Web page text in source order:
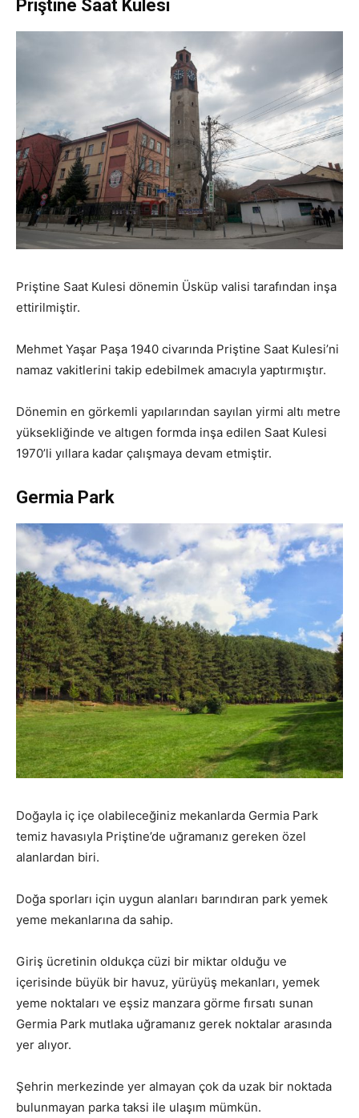
Priştine Saat Kulesi
Priştine Saat Kulesi dönemin Üsküp valisi tarafından inşa
ettirilmiştir.
Mehmet Yaşar Paşa 1940 civarında Priştine Saat Kulesi’ni
namaz vakitlerini takip edebilmek amacıyla yaptırmıştır.
Dönemin en görkemli yapılarından sayılan yirmi altı metre
yüksekliğinde ve altıgen formda inşa edilen Saat Kulesi
1970’li yıllara kadar çalışmaya devam etmiştir.
Germia Park
Doğayla iç içe olabileceğiniz mekanlarda Germia Park
temiz havasıyla Priştine’de uğramanız gereken özel
alanlardan biri.
Doğa sporları için uygun alanları barındıran park yemek
yeme mekanlarına da sahip.
Giriş ücretinin oldukça cüzi bir miktar olduğu ve
içerisinde büyük bir havuz, yürüyüş mekanları, yemek
yeme noktaları ve eşsiz manzara görme fırsatı sunan
Germia Park mutlaka uğramanız gerek noktalar arasında
yer alıyor.
Şehrin merkezinde yer almayan çok da uzak bir noktada
bulunmayan parka taksi ile ulaşım mümkün.